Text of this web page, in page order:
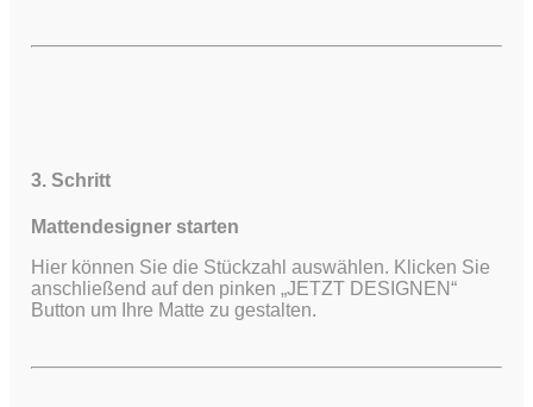
3. Schritt
Mattendesigner starten
Hier können Sie die Stückzahl auswählen. Klicken Sie
anschließend auf den pinken „JETZT DESIGNEN“
Button um Ihre Matte zu gestalten.